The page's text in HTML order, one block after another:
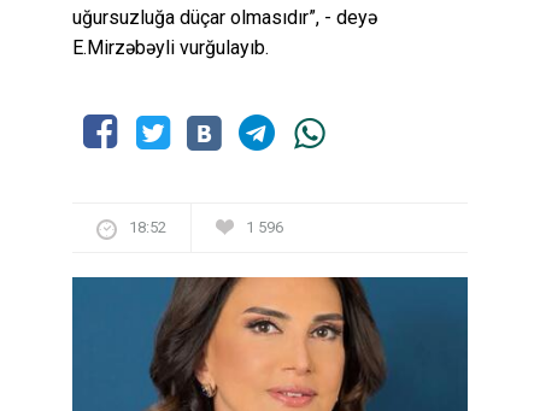
uğursuzluğa düçar olmasıdır”, - deyə
E.Mirzəbəyli vurğulayıb.
18:52 1 596